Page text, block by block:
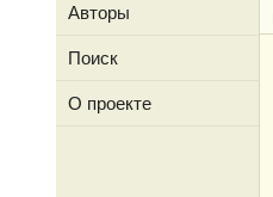
Авторы
Поиск
О проекте